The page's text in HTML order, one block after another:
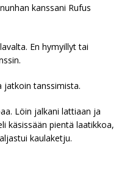
kanssani Rufus
En hymyillyt tai
jatkoin tanssimista.
Löin jalkani lattiaan ja
käsissään pientä laatikkoa,
kaulaketju.